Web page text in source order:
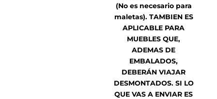
(No es necesario para
maletas). TAMBIEN ES
APLICABLE PARA
MUEBLES QUE,
ADEMAS DE
EMBALADOS,
DEBERÁN VIAJAR
DESMONTADOS. SI LO
QUE VAS A ENVIAR ES